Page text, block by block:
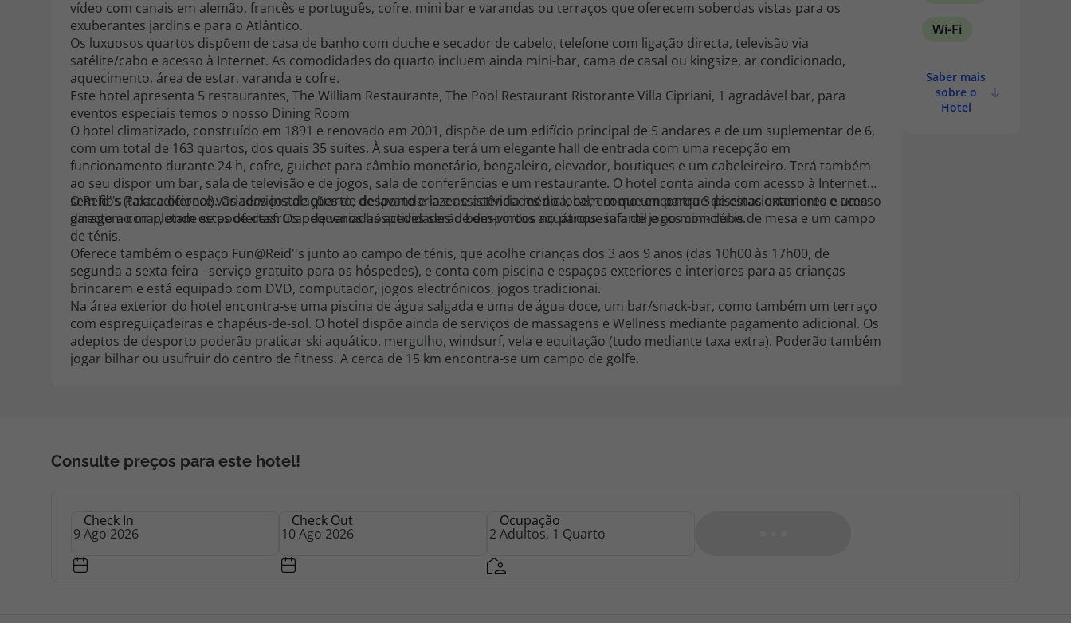
vídeo com canais em alemão, francês e português, cofre, mini bar e varandas ou terraços que oferecem soberdas vistas para os
exuberantes jardins e para o Atlântico.
Os luxuosos quartos dispõem de casa de banho com duche e secador de cabelo, telefone com ligação directa, televisão via
satélite/cabo e acesso à Internet. As comodidades do quarto incluem ainda mini-bar, cama de casal ou kingsize, ar condicionado,
aquecimento, área de estar, varanda e cofre.
Este hotel apresenta 5 restaurantes, The William Restaurante, The Pool Restaurant Ristorante Villa Cipriani, 1 agradável bar, para
eventos especiais temos o nosso Dining Room
O hotel climatizado, construído em 1891 e renovado em 2001, dispõe de um edifício principal de 5 andares e de um suplementar de 6,
com um total de 163 quartos, dos quais 35 suites. À sua espera terá um elegante hall de entrada com uma recepção em
funcionamento durante 24 h, cofre, guichet para câmbio monetário, bengaleiro, elevador, boutiques e um cabeleireiro. Terá também
ao seu dispor um bar, sala de televisão e de jogos, sala de conferências e um restaurante. O hotel conta ainda com acesso à Internet
sem fios (taxa adicional). Os serviços de quarto, de lavandaria e assistência médica, bem como um parque de estacionamento e uma
garagem completam estas ofertas. Os pequenos hóspedes serão bem-vindos no parque infantil e no mini-clube.
O Reid''s Palace oferece variadas instalações de desporto e lazer e actividades no local, em que encontra 3 piscinas exteriores e acesso
directo ao mar, onde se pode desfrutar de variadas actividades de desportos aquáticos, sala de jogos com ténis de mesa e um campo
de ténis.
Oferece também o espaço Fun@Reid''s junto ao campo de ténis, que acolhe crianças dos 3 aos 9 anos (das 10h00 às 17h00, de
segunda a sexta-feira - serviço gratuito para os hóspedes), e conta com piscina e espaços exteriores e interiores para as crianças
brincarem e está equipado com DVD, computador, jogos electrónicos, jogos tradicionai.
Na área exterior do hotel encontra-se uma piscina de água salgada e uma de água doce, um bar/snack-bar, como também um terraço
com espreguiçadeiras e chapéus-de-sol. O hotel dispõe ainda de serviços de massagens e Wellness mediante pagamento adicional. Os
adeptos de desporto poderão praticar ski aquático, mergulho, windsurf, vela e equitação (tudo mediante taxa extra). Poderão também
jogar bilhar ou usufruir do centro de fitness. A cerca de 15 km encontra-se um campo de golfe.
Wi-Fi
Saber mais
sobre o
Hotel
Consulte preços para este hotel!
Check In Check Out Ocupação